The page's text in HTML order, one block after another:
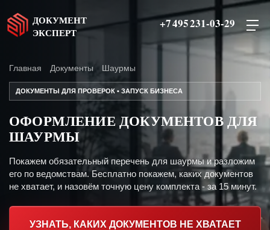
ДОКУМЕНТ
ЭКСПЕРТ
+7 495 231-03-29
Главная Документы Шаурмы
ДОКУМЕНТЫ ДЛЯ ПРОВЕРОК • ЗАПУСК БИЗНЕСА
ОФОРМЛЕНИЕ ДОКУМЕНТОВ ДЛЯ
ШАУРМЫ
Покажем обязательный перечень для шаурмы и разложим
его по ведомствам. Бесплатно покажем, каких документов
не хватает, и назовём точную цену комплекта - за 15 минут.
УЗНАТЬ, КАКИХ ДОКУМЕНТОВ НЕ ХВАТАЕТ